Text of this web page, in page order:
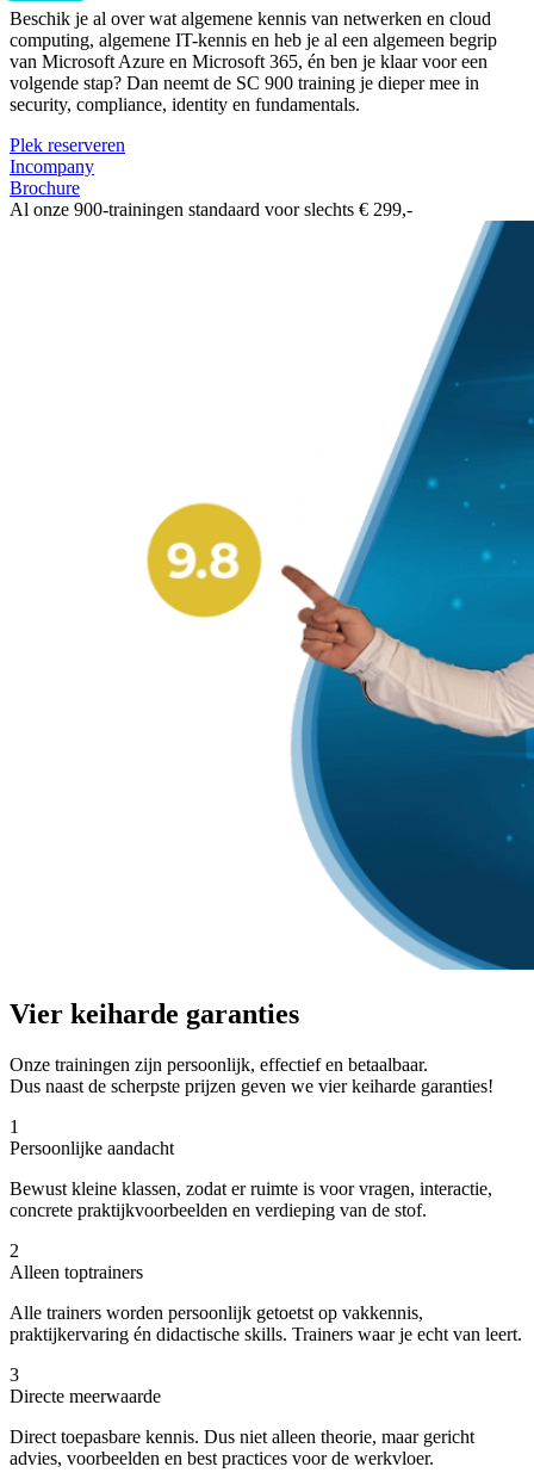
Beschik je al over wat algemene kennis van netwerken en cloud
computing, algemene IT-kennis en heb je al een algemeen begrip
van Microsoft Azure en Microsoft 365, én ben je klaar voor een
volgende stap? Dan neemt de SC 900 training je dieper mee in
security, compliance, identity en fundamentals.
Plek reserveren
Incompany
Brochure
Al onze 900-trainingen standaard voor slechts € 299,-
Vier keiharde garanties
Onze trainingen zijn persoonlijk, effectief en betaalbaar.
Dus naast de scherpste prijzen geven we vier keiharde garanties!
1
Persoonlijke aandacht
Bewust kleine klassen, zodat er ruimte is voor vragen, interactie,
concrete praktijkvoorbeelden en verdieping van de stof.
2
Alleen toptrainers
Alle trainers worden persoonlijk getoetst op vakkennis,
praktijkervaring én didactische skills. Trainers waar je echt van leert.
3
Directe meerwaarde
Direct toepasbare kennis. Dus niet alleen theorie, maar gericht
advies, voorbeelden en best practices voor de werkvloer.